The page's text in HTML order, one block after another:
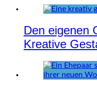
Den eigenen
Kreative